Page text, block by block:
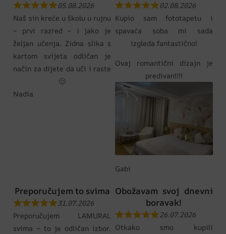
05.08.2026
Naš sin kreće u školu u rujnu
– prvi razred – i jako je
željan učenja. Zidna slika s
kartom svijeta odličan je
način za dijete da uči i raste
🙂
Nadia
02.08.2026
Kupio sam fototapetu i
spavaća soba mi sada
izgleda fantastično!
Ovaj romantični dizajn je
predivan!!!!
Gabi
Preporučujem to svima
31.07.2026
Preporučujem LAMURAL
svima – to je odličan izbor.
Obožavam svoj dnevni
boravak!
26.07.2026
Otkako smo kupili